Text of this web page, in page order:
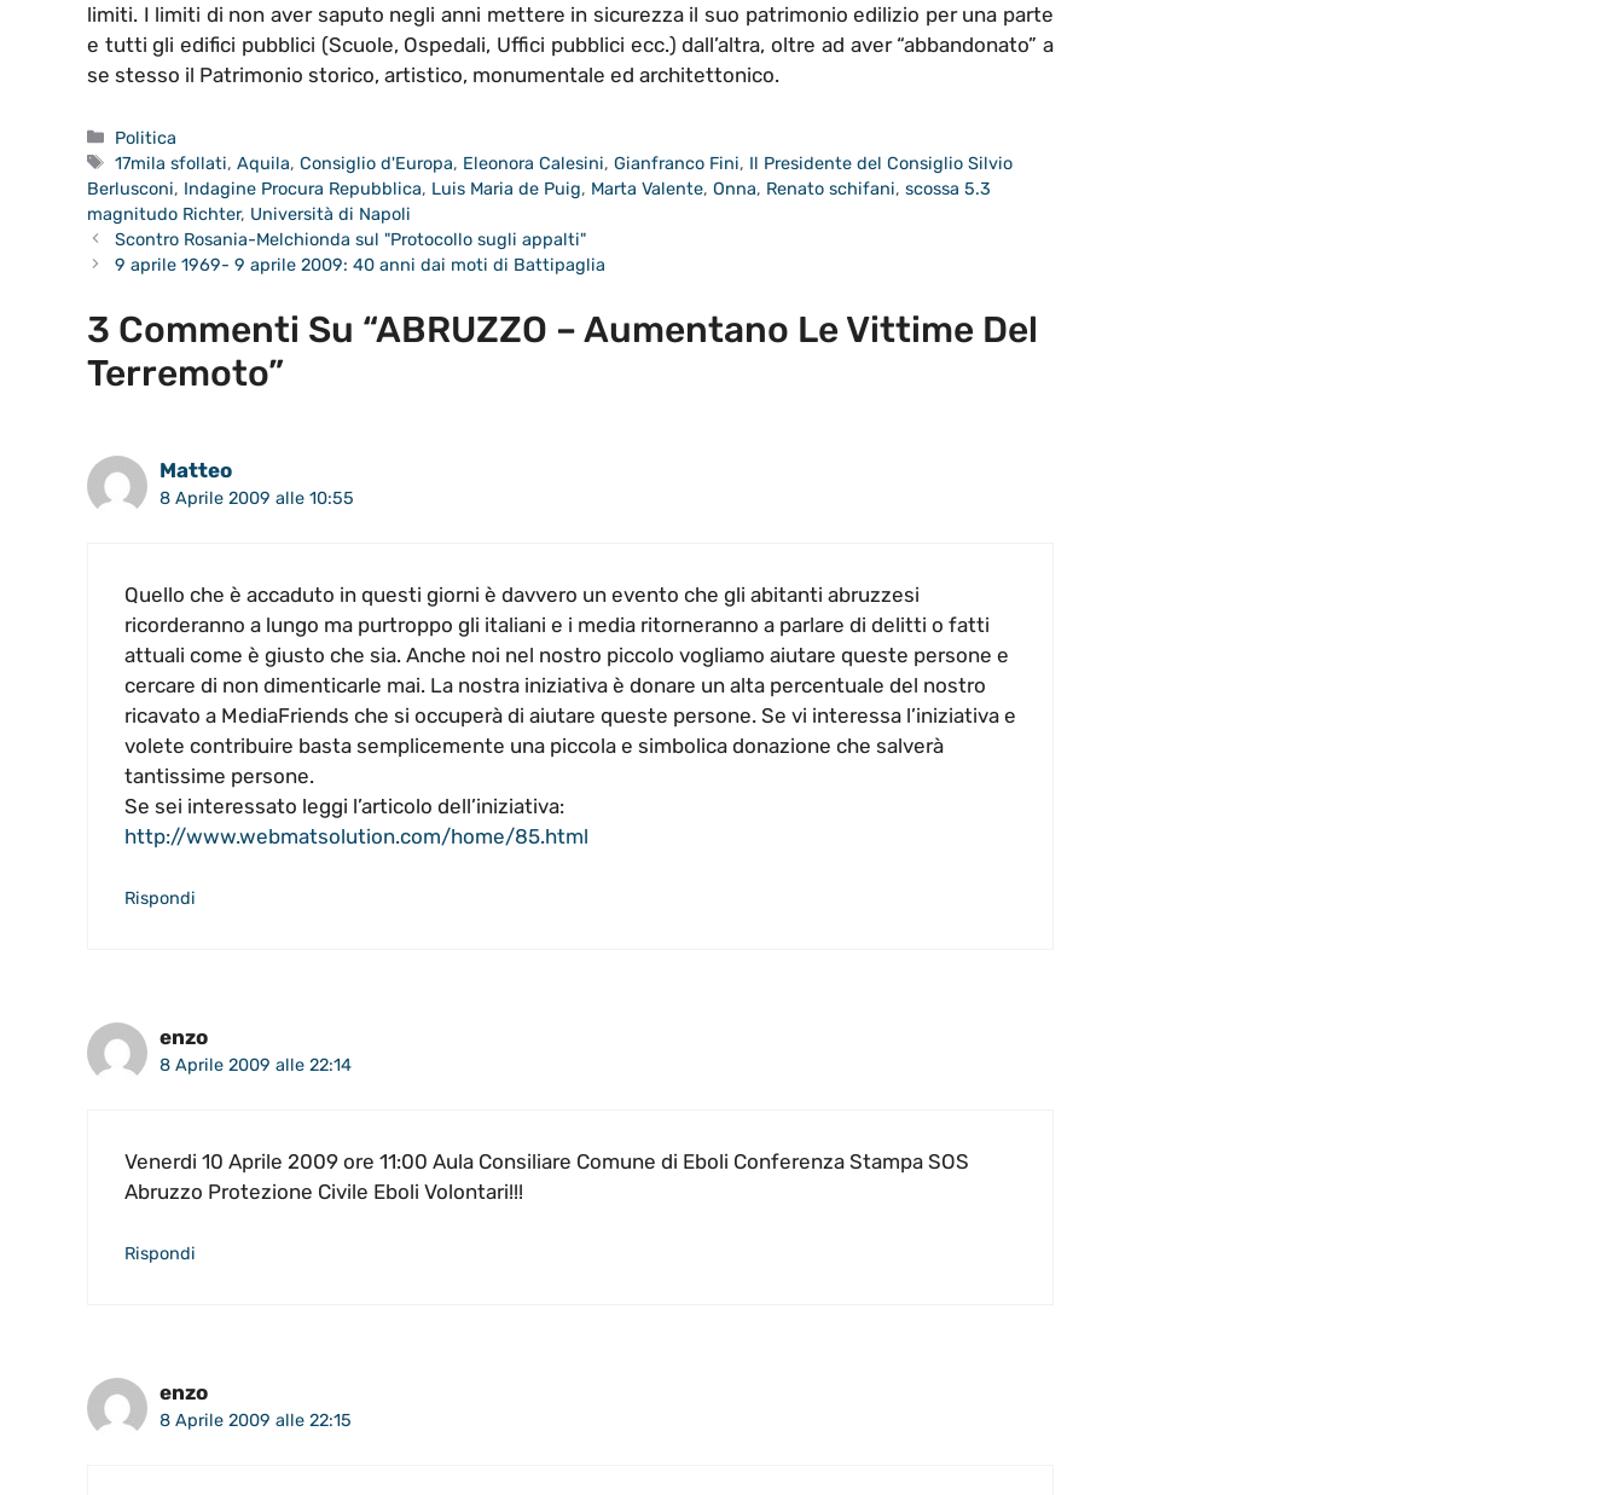
limiti. I limiti di non aver saputo negli anni mettere in sicurezza il suo patrimonio edilizio per una parte
e tutti gli edifici pubblici (Scuole, Ospedali, Uffici pubblici ecc.) dall’altra, oltre ad aver “abbandonato” a
se stesso il Patrimonio storico, artistico, monumentale ed architettonico.
Categorie
Politica
Tag
17mila sfollati,Aquila,Consiglio d'Europa, Eleonora Calesini,Gianfranco Fini, Il Presidente del Consiglio Silvio
Berlusconi, Indagine Procura Repubblica, Luis Maria de Puig, Marta Valente, Onna, Renato schifani, scossa 5.3
magnitudo Richter, Università di Napoli
Scontro Rosania-Melchionda sul "Protocollo sugli appalti"
9 aprile 1969- 9 aprile 2009: 40 anni dai moti di Battipaglia
3 Commenti Su “ABRUZZO – Aumentano Le Vittime Del
Terremoto”
Matteo
8 Aprile 2009 alle 10:55
Quello che è accaduto in questi giorni è davvero un evento che gli abitanti abruzzesi
ricorderanno a lungo ma purtroppo gli italiani e i media ritorneranno a parlare di delitti o fatti
attuali come è giusto che sia. Anche noi nel nostro piccolo vogliamo aiutare queste persone e
cercare di non dimenticarle mai. La nostra iniziativa è donare un alta percentuale del nostro
ricavato a MediaFriends che si occuperà di aiutare queste persone. Se vi interessa l’iniziativa e
volete contribuire basta semplicemente una piccola e simbolica donazione che salverà
tantissime persone.
Se sei interessato leggi l’articolo dell’iniziativa:
http://www.webmatsolution.com/home/85.html
Rispondi
enzo
8 Aprile 2009 alle 22:14
Venerdi 10 Aprile 2009 ore 11:00 Aula Consiliare Comune di Eboli Conferenza Stampa SOS
Abruzzo Protezione Civile Eboli Volontari!!!
Rispondi
enzo
8 Aprile 2009 alle 22:15